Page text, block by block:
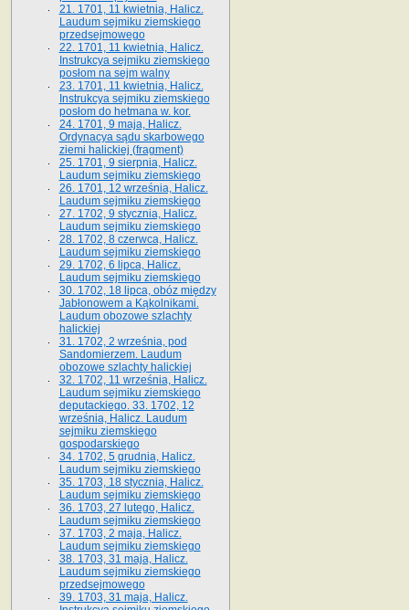
21. 1701, 11 kwietnia, Halicz.
Laudum sejmiku ziemskiego
przedsejmowego
22. 1701, 11 kwietnia, Halicz.
Instrukcya sejmiku ziemskiego
posłom na sejm walny
23. 1701, 11 kwietnia, Halicz.
Instrukcya sejmiku ziemskiego
posłom do hetmana w. kor.
24. 1701, 9 maja, Halicz.
Ordynacya sądu skarbowego
ziemi halickiej (fragment)
25. 1701, 9 sierpnia, Halicz.
Laudum sejmiku ziemskiego
26. 1701, 12 września, Halicz.
Laudum sejmiku ziemskiego
27. 1702, 9 stycznia, Halicz.
Laudum sejmiku ziemskiego
28. 1702, 8 czerwca, Halicz.
Laudum sejmiku ziemskiego
29. 1702, 6 lipca, Halicz.
Laudum sejmiku ziemskiego
30. 1702, 18 lipca, obóz między
Jabłonowem a Kąkolnikami.
Laudum obozowe szlachty
halickiej
31. 1702, 2 września, pod
Sandomierzem. Laudum
obozowe szlachty halickiej
32. 1702, 11 września, Halicz.
Laudum sejmiku ziemskiego
deputackiego. 33. 1702, 12
września, Halicz. Laudum
sejmiku ziemskiego
gospodarskiego
34. 1702, 5 grudnia, Halicz.
Laudum sejmiku ziemskiego
35. 1703, 18 stycznia, Halicz.
Laudum sejmiku ziemskiego
36. 1703, 27 lutego, Halicz.
Laudum sejmiku ziemskiego
37. 1703, 2 maja, Halicz.
Laudum sejmiku ziemskiego
38. 1703, 31 maja, Halicz.
Laudum sejmiku ziemskiego
przedsejmowego
39. 1703, 31 maja, Halicz.